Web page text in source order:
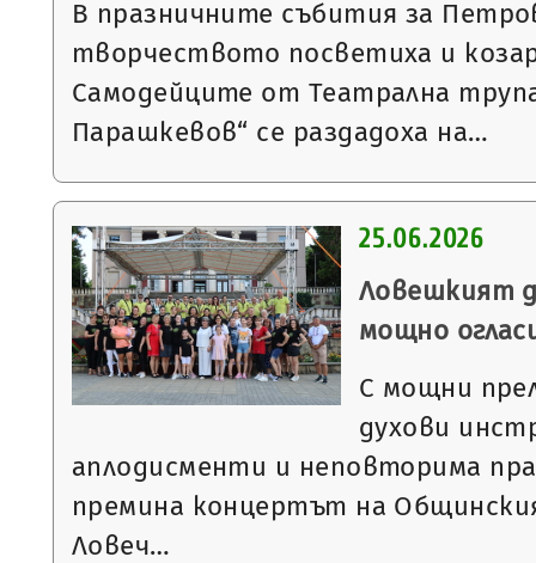
В празничните събития за
творчеството посветиха и
Самодейците от Театрална
Парашкевов“ се раздадоха на…
25.06.2026
Ловешкият
мощно
С мощни
духови
аплодисменти и неповторима
премина концертът на
Ловеч…